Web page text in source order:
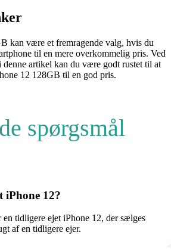
kan være et fremragende valg, hvis du
til en mere overkommelig pris. Ved
denne artikel kan du være godt rustet til at
12 128GB til en god pris.
spørgsmål
iPhone 12?
tidligere ejet iPhone 12, der sælges
af en tidligere ejer.